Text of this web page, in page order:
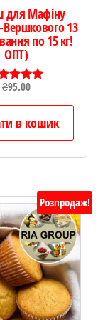
для Мафіну
Вершкового 13
по 15 кг!
ОПТ)
в
₴95.00
в кошик
Розпродаж!